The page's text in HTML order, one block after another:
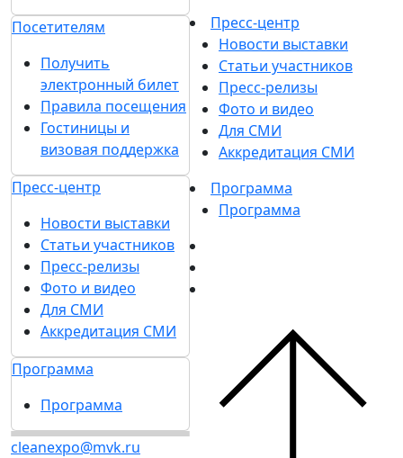
Посетителям
Получить
электронный билет
Правила посещения
Гостиницы и
визовая поддержка
Пресс-центр
Новости выставки
Статьи участников
Пресс-релизы
Фото и видео
Для СМИ
Аккредитация СМИ
Программа
Программа
cleanexpo@mvk.ru
Пресс-центр
Новости выставки
Статьи участников
Пресс-релизы
Фото и видео
Для СМИ
Аккредитация СМИ
Программа
Программа